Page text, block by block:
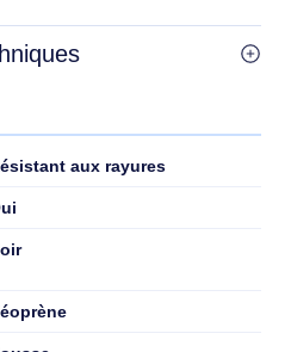
aux rayures